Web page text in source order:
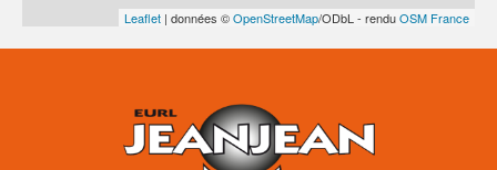
Leaflet | données ©OpenStreetMap/ODbL - renduOSM France